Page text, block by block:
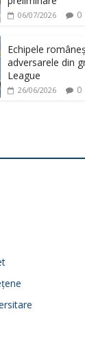
06/07/2026 0
Echipele
adversarele din
League
26/06/2026 0